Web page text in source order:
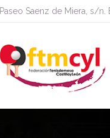
Paseo Saenz de Miera, s/